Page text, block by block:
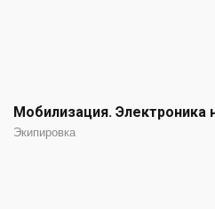
Мобилизация. Электроника
Экипировка